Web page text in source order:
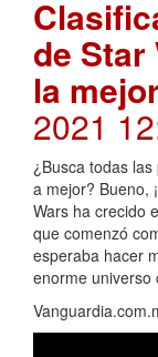
de Star
la mejor
2021
¿Busca todas
a mejor? Bueno,
Wars ha crecido
que comenzó
esperaba hacer
enorme universo